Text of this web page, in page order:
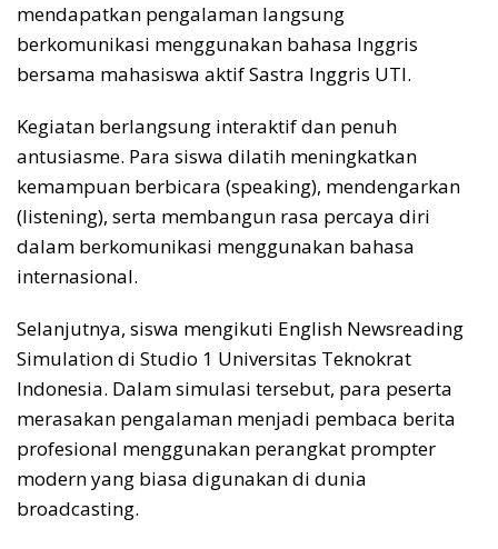
mendapatkan pengalaman langsung
berkomunikasi menggunakan bahasa Inggris
bersama mahasiswa aktif Sastra Inggris UTI.
Kegiatan berlangsung interaktif dan penuh
antusiasme. Para siswa dilatih meningkatkan
kemampuan berbicara (speaking), mendengarkan
(listening), serta membangun rasa percaya diri
dalam berkomunikasi menggunakan bahasa
internasional.
Selanjutnya, siswa mengikuti English Newsreading
Simulation di Studio 1 Universitas Teknokrat
Indonesia. Dalam simulasi tersebut, para peserta
merasakan pengalaman menjadi pembaca berita
profesional menggunakan perangkat prompter
modern yang biasa digunakan di dunia
broadcasting.